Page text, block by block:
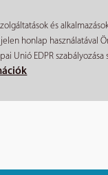
és
honlap használatával
Unió EDPR